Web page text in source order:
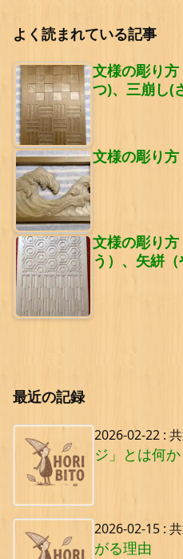
よく読まれている記事
文様の彫り
つ)、三崩し(
文様の彫り
文様の彫り
う）、矢絣
最近の記録
2026-02-22 :
ジ」とは何か
2026-02-15 :
がる理由